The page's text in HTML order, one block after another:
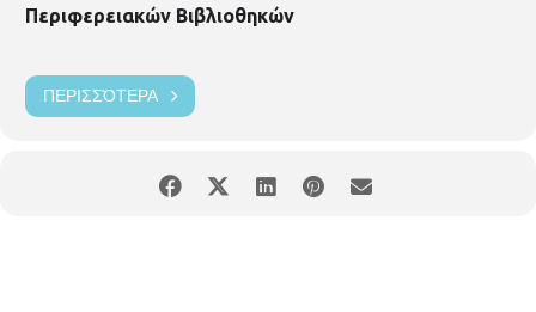
Περιφερειακών Βιβλιοθηκών
ΠΕΡΙΣΣΌΤΕΡΑ